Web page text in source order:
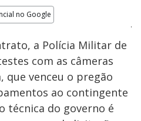
no Google
a Polícia Militar de
com as câmeras
venceu o pregão
ao contingente
técnica do governo é